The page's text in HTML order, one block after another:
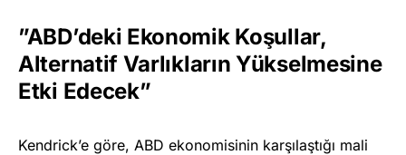
”ABD’deki Ekonomik Koşullar,
Alternatif Varlıkların Yükselmesine
Etki Edecek”
Kendrick’e göre, ABD ekonomisinin karşılaştığı mali